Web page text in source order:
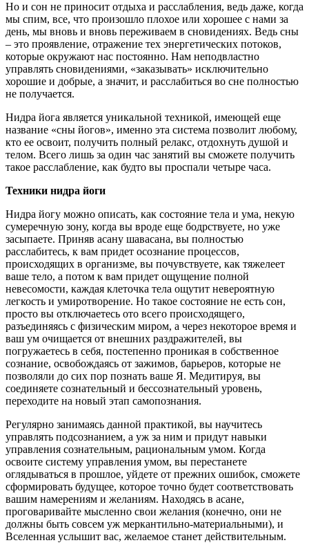
Но и сон не приносит отдыха и расслабления, ведь даже, когда
мы спим, все, что произошло плохое или хорошее с нами за
день, мы вновь и вновь переживаем в сновидениях. Ведь сны
– это проявление, отражение тех энергетических потоков,
которые окружают нас постоянно. Нам неподвластно
управлять сновидениями, «заказывать» исключительно
хорошие и добрые, а значит, и расслабиться во сне полностью
не получается.
Нидра йога является уникальной техникой, имеющей еще
название «сны йогов», именно эта система позволит любому,
кто ее освоит, получить полный релакс, отдохнуть душой и
телом. Всего лишь за один час занятий вы сможете получить
такое расслабление, как будто вы проспали четыре часа.
Техники нидра йоги
Нидра йогу можно описать, как состояние тела и ума, некую
сумеречную зону, когда вы вроде еще бодрствуете, но уже
засыпаете. Приняв асану шавасана, вы полностью
расслабитесь, к вам придет осознание процессов,
происходящих в организме, вы почувствуете, как тяжелеет
ваше тело, а потом к вам придет ощущение полной
невесомости, каждая клеточка тела ощутит невероятную
легкость и умиротворение. Но такое состояние не есть сон,
просто вы отключаетесь ото всего происходящего,
разъединяясь с физическим миром, а через некоторое время и
ваш ум очищается от внешних раздражителей, вы
погружаетесь в себя, постепенно проникая в собственное
сознание, освобождаясь от зажимов, барьеров, которые не
позволяли до сих пор познать ваше Я. Медитируя, вы
соединяете сознательный и бессознательный уровень,
переходите на новый этап самопознания.
Регулярно занимаясь данной практикой, вы научитесь
управлять подсознанием, а уж за ним и придут навыки
управления сознательным, рациональным умом. Когда
освоите систему управления умом, вы перестанете
оглядываться в прошлое, уйдете от прежних ошибок, сможете
сформировать будущее, которое точно будет соответствовать
вашим намерениям и желаниям. Находясь в асане,
проговаривайте мысленно свои желания (конечно, они не
должны быть совсем уж меркантильно-материальными), и
Вселенная услышит вас, желаемое станет действительным.